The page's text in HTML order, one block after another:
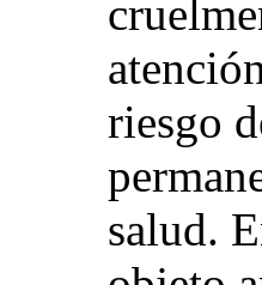
riesgo
salud.